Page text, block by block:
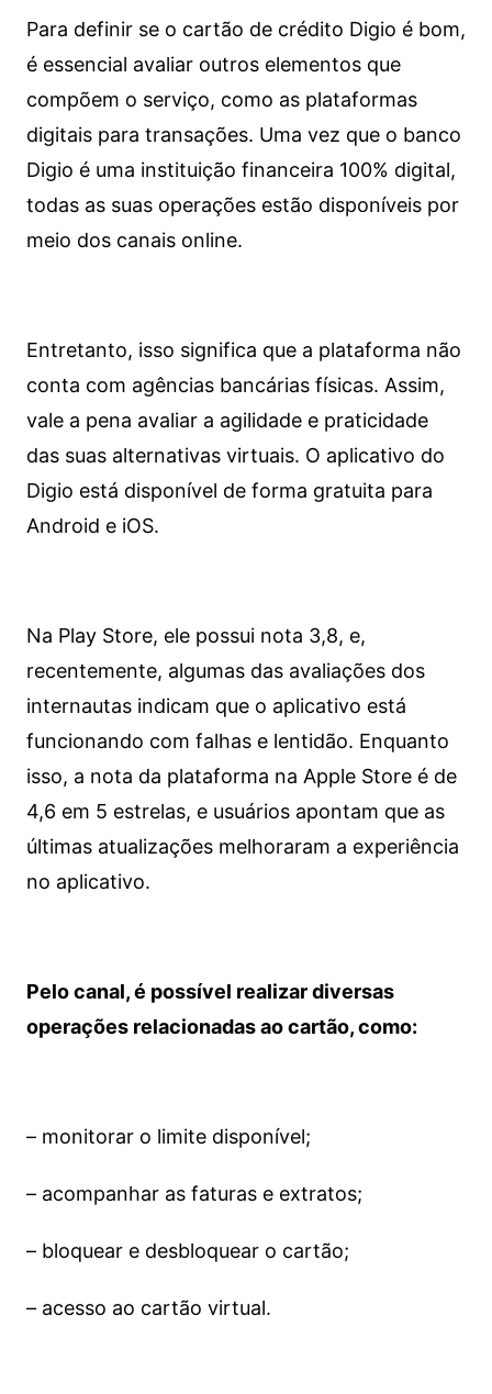
Para definir se o cartão de crédito Digio é bom,
é essencial avaliar outros elementos que
compõem o serviço, como as plataformas
digitais para transações. Uma vez que o banco
Digio é uma instituição financeira 100% digital,
todas as suas operações estão disponíveis por
meio dos canais online.
Entretanto, isso significa que a plataforma não
conta com agências bancárias físicas. Assim,
vale a pena avaliar a agilidade e praticidade
das suas alternativas virtuais. O aplicativo do
Digio está disponível de forma gratuita para
Android e iOS.
Na Play Store, ele possui nota 3,8, e,
recentemente, algumas das avaliações dos
internautas indicam que o aplicativo está
funcionando com falhas e lentidão. Enquanto
isso, a nota da plataforma na Apple Store é de
4,6 em 5 estrelas, e usuários apontam que as
últimas atualizações melhoraram a experiência
no aplicativo.
Pelo canal, é possível realizar diversas
operações relacionadas ao cartão, como:
– monitorar o limite disponível;
– acompanhar as faturas e extratos;
– bloquear e desbloquear o cartão;
– acesso ao cartão virtual.